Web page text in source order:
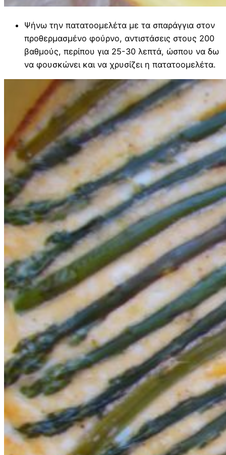
Ψήνω την πατατοομελέτα με τα σπαράγγια στον
προθερμασμένο φούρνο, αντιστάσεις στους 200
βαθμούς, περίπου για 25-30 λεπτά, ώσπου να δω
να φουσκώνει και να χρυσίζει η πατατοομελέτα.